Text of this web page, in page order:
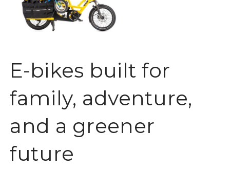
E-bikes built for
family, adventure,
and a greener
future